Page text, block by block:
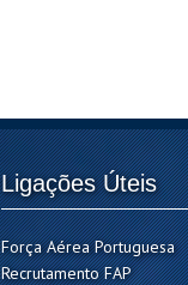
Ligações Úteis
Força Aérea Portuguesa
Recrutamento FAP